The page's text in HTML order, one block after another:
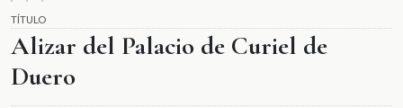
TÍTULO
Alizar del Palacio de Curiel de
Duero